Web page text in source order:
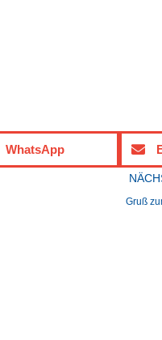
WhatsApp
Gruß